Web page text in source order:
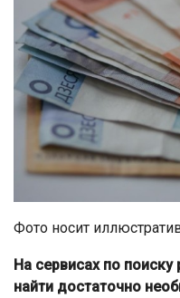
Фото носит
На сервисах по
найти достаточно